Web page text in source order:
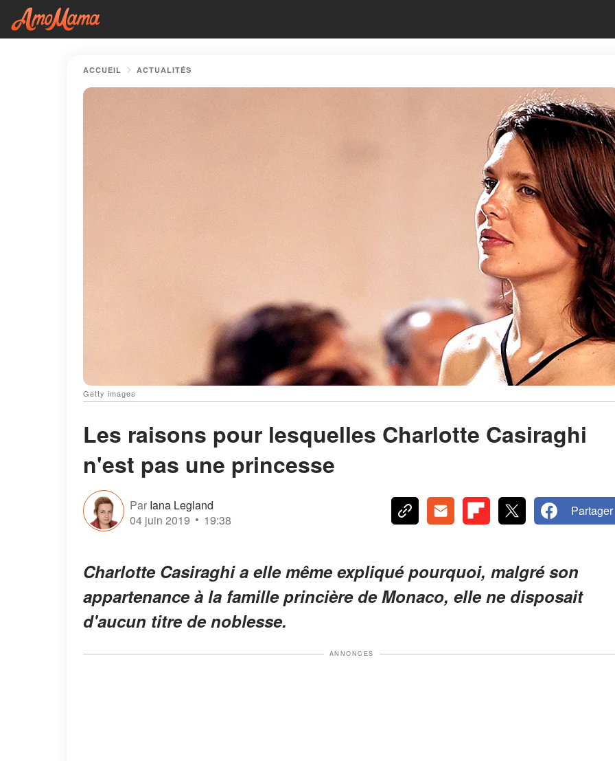
ACCUEIL ACTUALITÉS
Getty images
Les raisons pour lesquelles Charlotte Casiraghi
n'est pas une princesse
Par Iana Legland
04 juin 2019
19:38
Partager
Charlotte Casiraghi a elle même expliqué pourquoi, malgré son
appartenance à la famille princière de Monaco, elle ne disposait
d'aucun titre de noblesse.
ANNONCES